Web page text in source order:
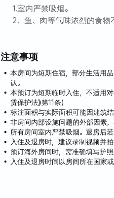
1.室内严禁吸烟。
2、鱼、肉等气味浓烈的食物
注意事项
本房间为短期住宿，部分生活用
认。
本预订为短期临时入住，不适用
赁保护法》第11条）
标注面积与实际面积可能因建筑
非房间内部设施问题的外部因素，
所有房间室内严禁吸烟。退房后
入住及退房时，建议录制视频并
预订海外房间时，需准确填写护
入住及退房时间以房间所在国家